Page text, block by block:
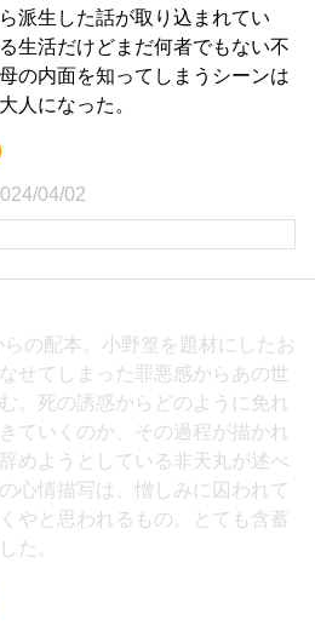
派生した話が取り込まれてい
生活だけどまだ何者でもない不
の内面を知ってしまうシーンは
人になった。
04/02
らの配本。小野篁を題材にしたお
せてしまった罪悪感からあの世
。死の誘惑からどのように免れ
ていくのか、その過程が描かれ
めようとしている非天丸が述べ
心情描写は、憎しみに囚われて
やと思われるもの。とても含蓄
た。